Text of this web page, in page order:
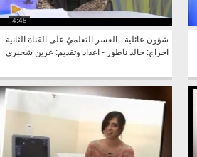
4:48
شؤون عائلية - العسر التعلميّ على القناة الثانية -
اخراج: خالد ناطور - اعداد وتقديم: عرين شحبري